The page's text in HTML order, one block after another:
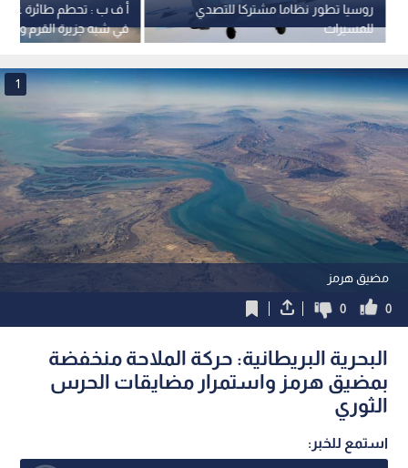
أ ف ب : تحطم طائرة
في شبه جزيرة القرم ومقتل 29
روسيا تطور نظاما مشتركا للتصدي
للمسيرات
مضيق هرمز
1
0
0
البحرية البريطانية: حركة الملاحة منخفضة
بمضيق هرمز واستمرار مضايقات الحرس
الثوري
استمع للخبر: